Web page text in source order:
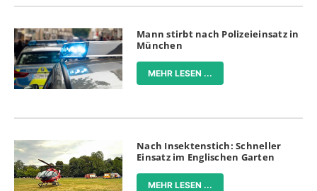
Mann stirbt nach Polizeieinsatz in
München
MEHR LESEN ...
Nach Insektenstich: Schneller
Einsatz im Englischen Garten
MEHR LESEN ...